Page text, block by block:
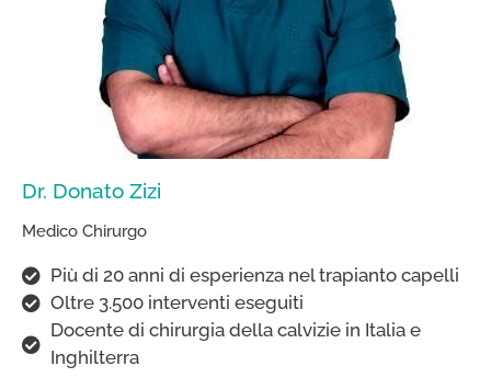
Dr. Donato Zizi
Medico Chirurgo
Più di 20 anni di esperienza nel trapianto capelli
Oltre 3.500 interventi eseguiti
Docente di chirurgia della calvizie in Italia e
Inghilterra